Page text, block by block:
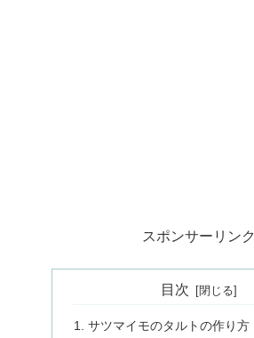
スポンサーリンク
目次
サツマイモのタルトの作り方